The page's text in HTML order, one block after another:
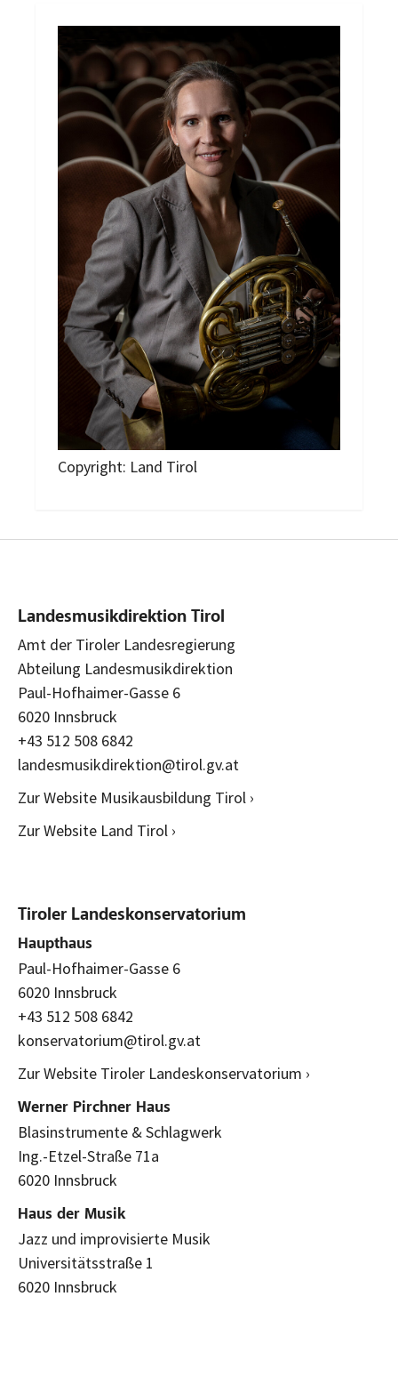
Copyright: Land Tirol
Landesmusikdirektion Tirol
Amt der Tiroler Landesregierung
Abteilung Landesmusikdirektion
Paul-Hofhaimer-Gasse 6
6020 Innsbruck
+43 512 508 6842
landesmusikdirektion@tirol.gv.at
Zur Website Musikausbildung Tirol ›
Zur Website Land Tirol ›
Tiroler Landeskonservatorium
Haupthaus
Paul-Hofhaimer-Gasse 6
6020 Innsbruck
+43 512 508 6842
konservatorium@tirol.gv.at
Zur Website Tiroler Landeskonservatorium ›
Werner Pirchner Haus
Blasinstrumente & Schlagwerk
Ing.-Etzel-Straße 71a
6020 Innsbruck
Haus der Musik
Jazz und improvisierte Musik
Universitätsstraße 1
6020 Innsbruck